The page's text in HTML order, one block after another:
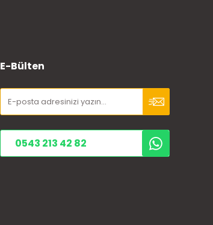
E-Bülten
0543 213 42 82